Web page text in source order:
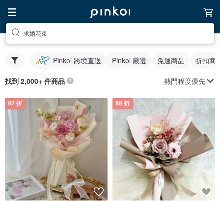
求婚花束
Pinkoi 跨境直送 Pinkoi 嚴選 免運商品 折扣商
找到 2,000+ 件商品 熱門程度優先
97 折 88 折